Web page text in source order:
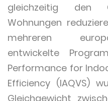
gleichzeitig den
Wohnungen
mehreren
entwickelte
Performance for
Efficiency (IAQVS)
Gleichgewicht